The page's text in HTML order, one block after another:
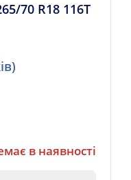
70 R18 116T
в наявності